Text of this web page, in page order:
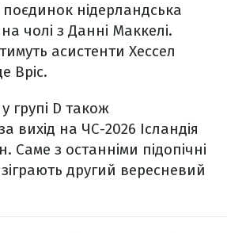
нідерландська
чолі з Данні Маккелі.
асистенти Хессел
Вріс.
групі D також
вихід на ЧС-2026 Ісландія
Саме з останніми підопічні
другий вересневий